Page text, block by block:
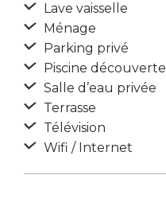
Lave vaisselle
Ménage
Parking privé
Piscine découverte
Salle d’eau privée
Terrasse
Télévision
Wifi / Internet